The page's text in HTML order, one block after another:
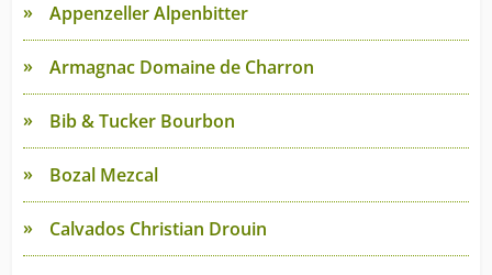
Appenzeller Alpenbitter
Armagnac Domaine de Charron
Bib & Tucker Bourbon
Bozal Mezcal
Calvados Christian Drouin